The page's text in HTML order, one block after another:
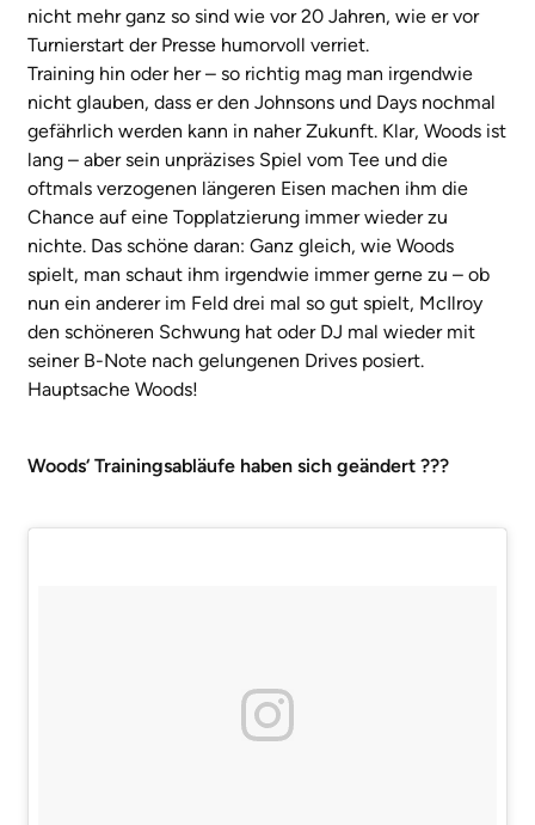
nicht mehr ganz so sind wie vor 20 Jahren, wie er vor
Turnierstart der Presse humorvoll verriet.
Training hin oder her – so richtig mag man irgendwie
nicht glauben, dass er den Johnsons und Days nochmal
gefährlich werden kann in naher Zukunft. Klar, Woods ist
lang – aber sein unpräzises Spiel vom Tee und die
oftmals verzogenen längeren Eisen machen ihm die
Chance auf eine Topplatzierung immer wieder zu
nichte. Das schöne daran: Ganz gleich, wie Woods
spielt, man schaut ihm irgendwie immer gerne zu – ob
nun ein anderer im Feld drei mal so gut spielt, McIlroy
den schöneren Schwung hat oder DJ mal wieder mit
seiner B-Note nach gelungenen Drives posiert.
Hauptsache Woods!
Woods‘ Trainingsabläufe haben sich geändert ???